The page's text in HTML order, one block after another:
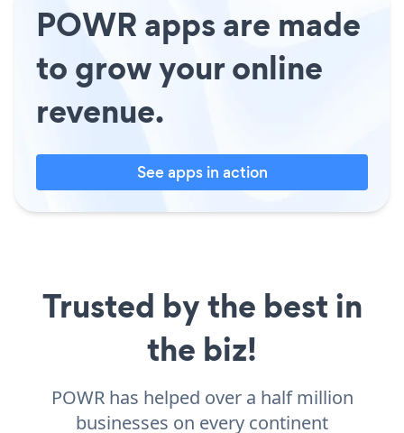
POWR apps are made
to grow your online
revenue.
See apps in action
Trusted by the best in
the biz!
POWR has helped over a half million
businesses on every continent